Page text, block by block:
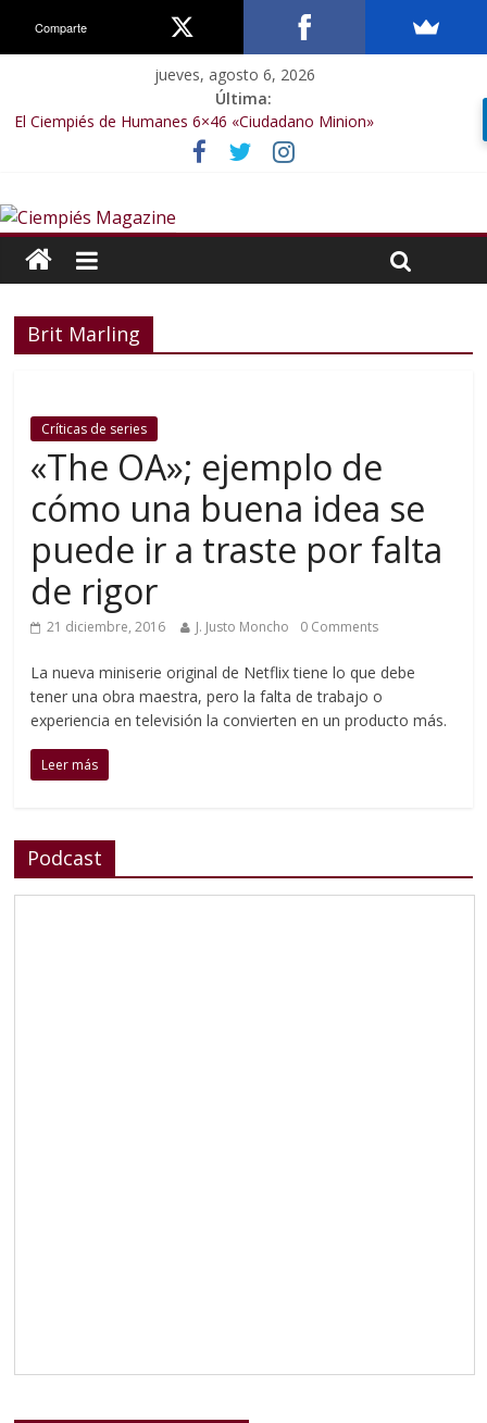
jueves, agosto 6, 2026
Última:
El Ciempiés de Humanes 6×46 «Ciudadano Minion»
El Ciempiés de Humanes 6×50 «Spiderman, Castigador, Hulk y el
final de la sexta temporada»
El Ciempiés de Humanes 6×48 «El Síndrome de Odiseo»
El Ciempiés de Humanes 6×47 «De nada por nada»
Brit Marling
Críticas de series
«The OA»; ejemplo de
cómo una buena idea se
puede ir a traste por falta
de rigor
21 diciembre, 2016 J. Justo Moncho 0 Comments
La nueva miniserie original de Netflix tiene lo que debe
tener una obra maestra, pero la falta de trabajo o
experiencia en televisión la convierten en un producto más.
Leer más
Podcast
Comparte